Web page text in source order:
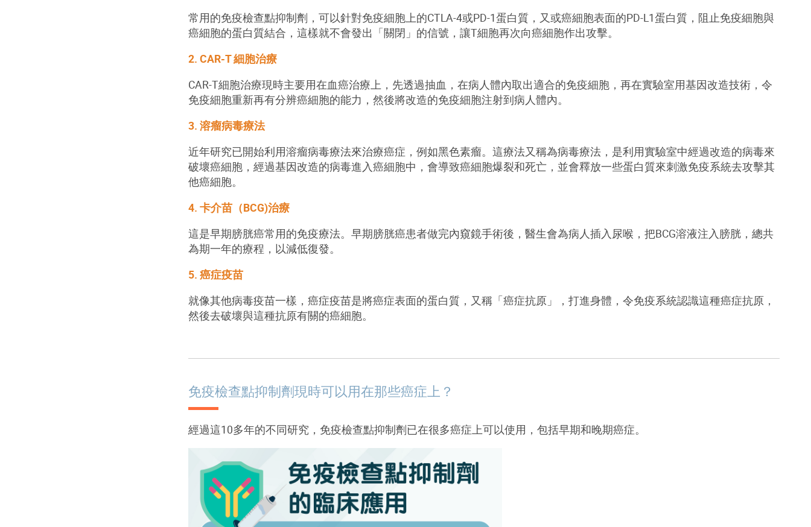
常用的免疫檢查點抑制劑，可以針對免疫細胞上的CTLA-4或PD-1蛋白質，又或癌細胞表面的PD-L1蛋白質，阻止免疫細胞與
癌細胞的蛋白質結合，這樣就不會發出「關閉」的信號，讓T細胞再次向癌細胞作出攻擊。
2. CAR-T 細胞治療
CAR-T細胞治療現時主要用在血癌治療上，先透過抽血，在病人體內取出適合的免疫細胞，再在實驗室用基因改造技術，令
免疫細胞重新再有分辨癌細胞的能力，然後將改造的免疫細胞注射到病人體內。
3. 溶瘤病毒療法
近年研究已開始利用溶瘤病毒療法來治療癌症，例如黑色素瘤。這療法又稱為病毒療法，是利用實驗室中經過改造的病毒來
破壞癌細胞，經過基因改造的病毒進入癌細胞中，會導致癌細胞爆裂和死亡，並會釋放一些蛋白質來刺激免疫系統去攻擊其
他癌細胞。
4. 卡介苗（BCG)治療
這是早期膀胱癌常用的免疫療法。早期膀胱癌患者做完內窺鏡手術後，醫生會為病人插入尿喉，把BCG溶液注入膀胱，總共
為期一年的療程，以減低復發。
5. 癌症疫苗
就像其他病毒疫苗一樣，癌症疫苗是將癌症表面的蛋白質，又稱「癌症抗原」，打進身體，令免疫系統認識這種癌症抗原，
然後去破壞與這種抗原有關的癌細胞。
免疫檢查點抑制劑現時可以用在那些癌症上？
經過這10多年的不同研究，免疫檢查點抑制劑已在很多癌症上可以使用，包括早期和晚期癌症。